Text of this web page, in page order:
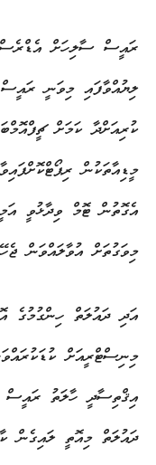
ރައީސް ސާލިހަށް
ލިޔުއްވާފައި މިވަނީ
ކުރިއަށްދާ ކަމަށް
މީޑިއާތަކުން
އެގޮތުން ޓޮމް ވިދާޅުވީ
މިވަގުތަށް އުވާލައްވަން
މިނިސްޓްރީއަށް
އިޤްތިސާދީ ހާލަތު
ދައުލަތް މިއޮތީ ލައިގެން